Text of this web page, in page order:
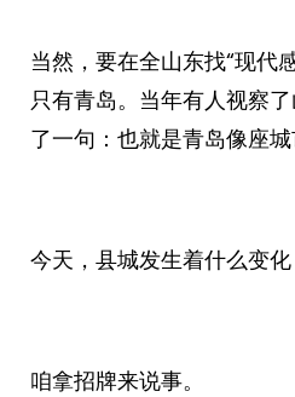
当然，要在全山东找“现代
只有青岛。当年有人视察
了一句：也就是青岛像座城
今天，县城发生着什么变化
咱拿招牌来说事。